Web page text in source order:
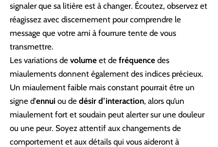
signaler que sa litière est à changer. Écoutez, observez et
réagissez avec discernement pour comprendre le
message que votre ami à fourrure tente de vous
transmettre.
Les variations de volume et de fréquence des
miaulements donnent également des indices précieux.
Un miaulement faible mais constant pourrait être un
signe d’ennui ou de désir d’interaction, alors qu’un
miaulement fort et soudain peut alerter sur une douleur
ou une peur. Soyez attentif aux changements de
comportement et aux détails qui vous aideront à